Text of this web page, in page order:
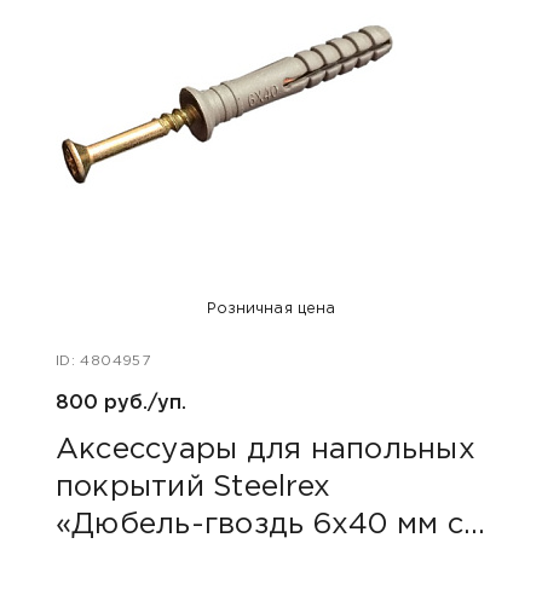
Розничная цена
ID: 4804957
800 руб./уп.
Аксессуары для напольных
покрытий Steelrex
«Дюбель-гвоздь 6х40 мм с